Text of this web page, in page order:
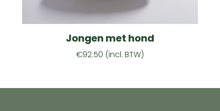
Jongen met hond
€92.50 (incl. BTW)